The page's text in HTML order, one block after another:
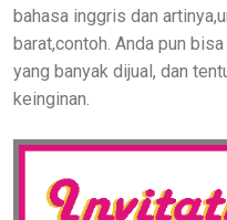
bahasa inggris dan
barat,contoh. Anda pun
yang banyak dijual, dan
keinginan.